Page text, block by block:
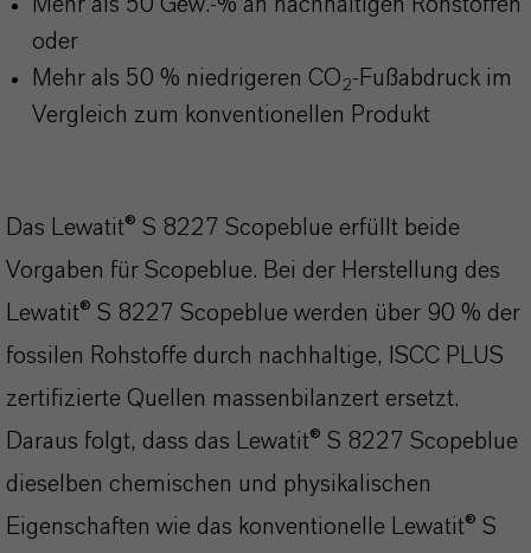
Mehr als 50 Gew.-% an nachhaltigen Rohstoffen
oder
Mehr als 50 % niedrigeren CO 2-Fußabdruck im
Vergleich zum konventionellen Produkt
Das Lewatit® S 8227 Scopeblue erfüllt beide
Vorgaben für Scopeblue. Bei der Herstellung des
Lewatit® S 8227 Scopeblue werden über 90 % der
fossilen Rohstoffe durch nachhaltige, ISCC PLUS
zertifizierte Quellen massenbilanzert ersetzt.
Daraus folgt, dass das Lewatit® S 8227 Scopeblue
dieselben chemischen und physikalischen
Eigenschaften wie das konventionelle Lewatit® S